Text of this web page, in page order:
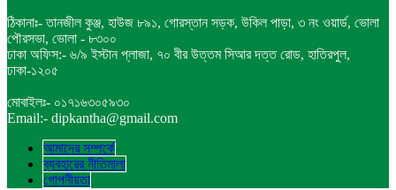
ঠিকানাঃ- তানজীল কুঞ্জ, হাউজ ৮৯১, গোরস্তান সড়ক, উকিল পাড়া, ৩ নং ওয়ার্ড, ভোলা
পৌরসভা, ভোলা - ৮৩০০
ঢাকা অফিস:- ৬/৯ ইস্টান প্লাজা, ৭০ বীর উত্তম সিআর দত্ত রোড, হাতিরপুল,
ঢাকা-১২০৫
মোবাইলঃ- ০১৭১৬৩০৫৯৩০
Email:- dipkantha@gmail.com
আমাদের সম্পর্কে
ব্যবহারের নীতিমালা
গোপনীয়তা